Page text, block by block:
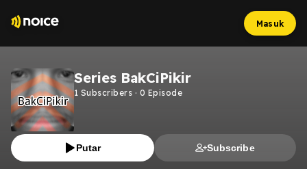
Masuk
Series BakCiPikir
1 Subscribers · 0 Episode
Putar Subscribe